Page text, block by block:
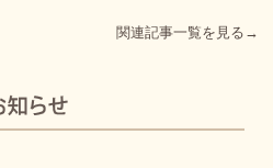
関連記事一覧を見る→